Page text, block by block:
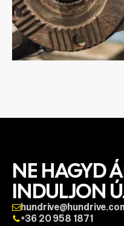
NE HAGYD
INDULJON
+36 20 958 1871